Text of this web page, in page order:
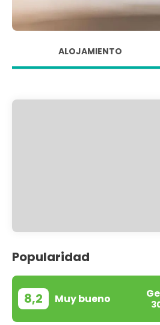
ALOJAMIENTO
Popularidad
8,2 Muy bueno